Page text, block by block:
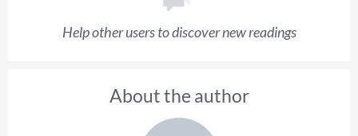
Help other users to discover new readings
About the author